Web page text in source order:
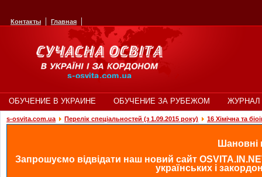
Контакты Главная
ОБУЧЕНИЕ В УКРАИНЕ ОБУЧЕНИЕ ЗА РУБЕЖОМ ЖУРНАЛ
s-osvita.com.ua Перелік спеціальностей (з 1.09.2015 року) 16 Хімічна та
Шановні
Запрошуємо відвідати наш новий сайт
українських і